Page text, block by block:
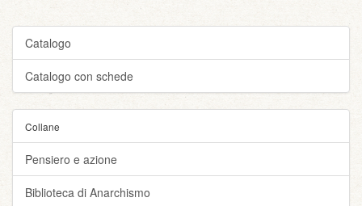
Catalogo
Catalogo con schede
Collane
Pensiero e azione
Biblioteca di Anarchismo